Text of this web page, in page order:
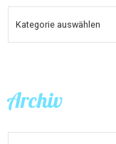
KATEGORIEN
Archiv